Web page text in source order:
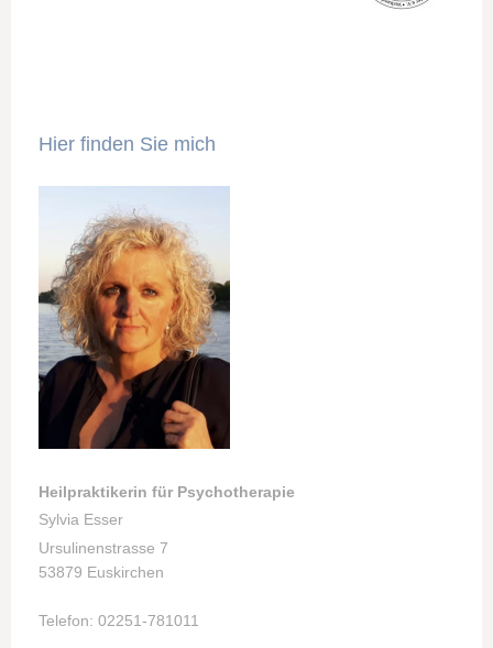
Hier finden Sie mich
Heilpraktikerin für Psychotherapie
Sylvia Esser
Ursulinenstrasse 7
53879 Euskirchen
Telefon: 02251-781011